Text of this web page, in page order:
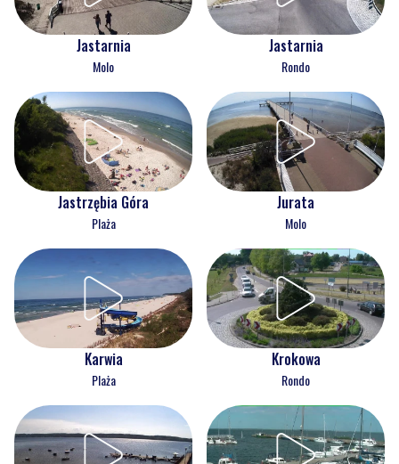
Jastarnia
Molo
Jastarnia
Rondo
Jastrzębia Góra
Plaża
Jurata
Molo
Karwia
Plaża
Krokowa
Rondo